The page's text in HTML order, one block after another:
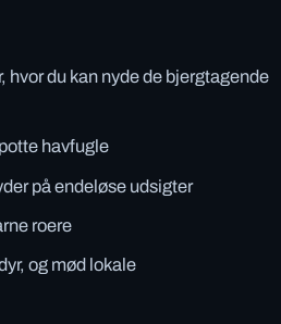
du kan nyde de bjergtagende
havfugle
på endeløse udsigter
roere
og mød lokale